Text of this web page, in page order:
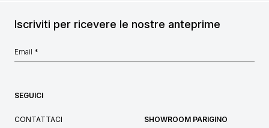
Iscriviti per ricevere le nostre anteprime
SEGUICI
CONTATTACI
SHOWROOM PARIGINO